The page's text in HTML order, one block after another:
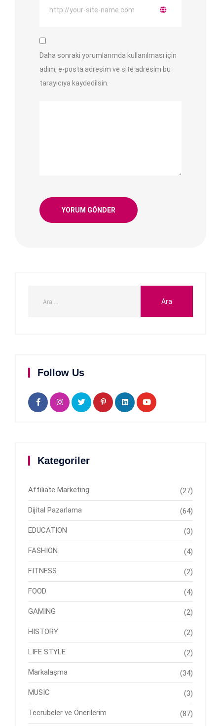
Daha sonraki yorumlarımda kullanılması için
adım, e-posta adresim ve site adresim bu
tarayıcıya kaydedilsin.
Follow Us
Kategoriler
Affiliate Marketing (27)
Dijital Pazarlama (64)
EDUCATION (3)
FASHION (4)
FITNESS (2)
FOOD (4)
GAMING (2)
HISTORY (2)
LIFE STYLE (2)
Markalaşma (34)
MUSIC (3)
Tecrübeler ve Önerilerim (87)